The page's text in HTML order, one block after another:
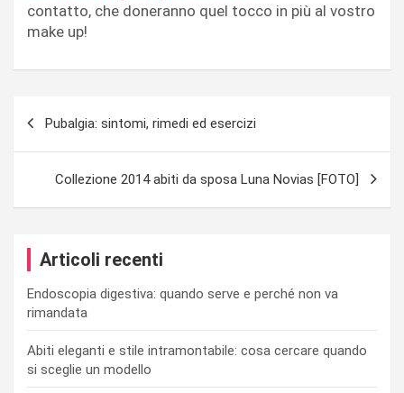
contatto, che doneranno quel tocco in più al vostro
make up!
articoli
Pubalgia: sintomi, rimedi ed esercizi
Collezione 2014 abiti da sposa Luna Novias [FOTO]
Articoli recenti
Endoscopia digestiva: quando serve e perché non va
rimandata
Abiti eleganti e stile intramontabile: cosa cercare quando
si sceglie un modello